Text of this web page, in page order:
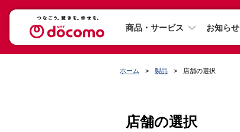
商品・サービス お知らせ
ホーム 製品 店舗の選択
店舗の選択